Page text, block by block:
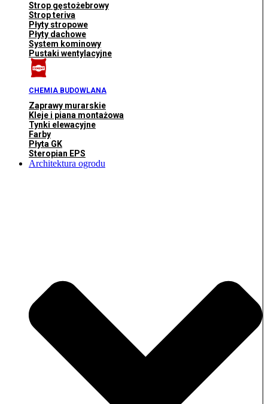
Strop gęstożebrowy
Strop teriva
Płyty stropowe
Płyty dachowe
System kominowy
Pustaki wentylacyjne
CHEMIA BUDOWLANA
Zaprawy murarskie
Kleje i piana montażowa
Tynki elewacyjne
Farby
Płyta GK
Steropian EPS
Architektura ogrodu